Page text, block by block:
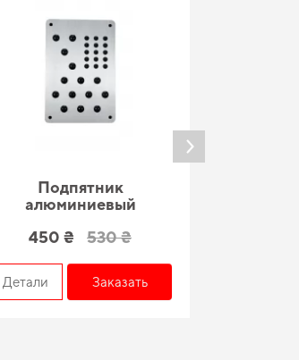
Подпятник
алюминиевый
450 ₴
530 ₴
Детали Заказать